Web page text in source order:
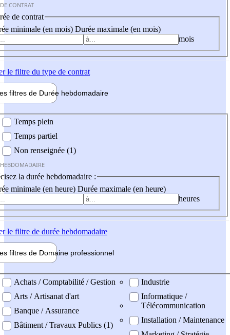
CONTRAT
de contrat
minimale (en mois) Durée maximale (en mois)
mois
le filtre du type de contrat
filtres de Durée hebdomadaire
Temps plein
Temps partiel
Non renseignée (1)
la durée hebdomadaire :
minimale (en heure) Durée maximale (en heure)
heures
le filtre de durée hebdomadaire
filtres de Domaine professionnel
professionel
Achats / Comptabilité / Gestion
Arts / Artisanat d'art
Banque / Assurance
Bâtiment / Travaux Publics (1)
Industrie
Informatique /
Télécommunication
Installation / Maintenance